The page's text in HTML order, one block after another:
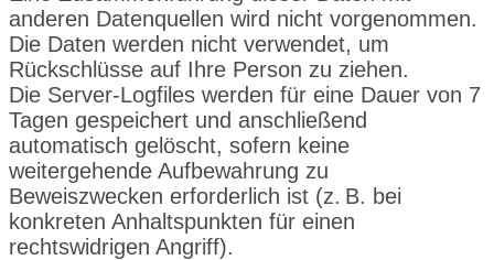
anderen Datenquellen wird nicht vorgenommen.
Die Daten werden nicht verwendet, um
Rückschlüsse auf Ihre Person zu ziehen.
Die Server-Logfiles werden für eine Dauer von 7
Tagen gespeichert und anschließend
automatisch gelöscht, sofern keine
weitergehende Aufbewahrung zu
Beweiszwecken erforderlich ist (z. B. bei
konkreten Anhaltspunkten für einen
rechtswidrigen Angriff).